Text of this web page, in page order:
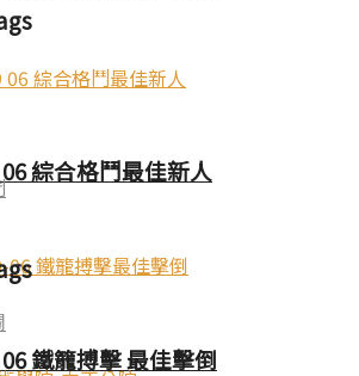
綜合格鬥最佳新人
鐵籠搏擊 最佳擊倒